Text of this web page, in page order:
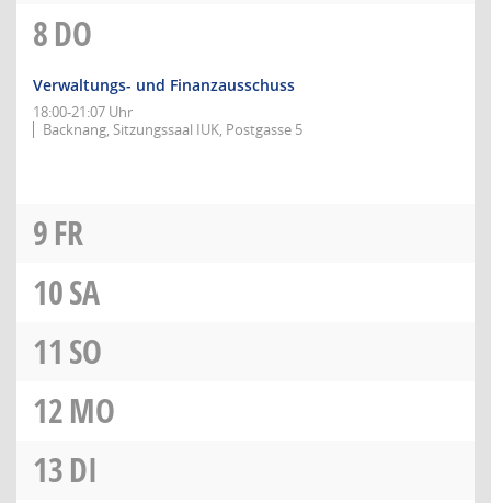
8DO
Verwaltungs- und Finanzausschuss
18:00-21:07 Uhr
Backnang, Sitzungssaal IUK, Postgasse 5
9FR
10SA
11 SO
12MO
13DI